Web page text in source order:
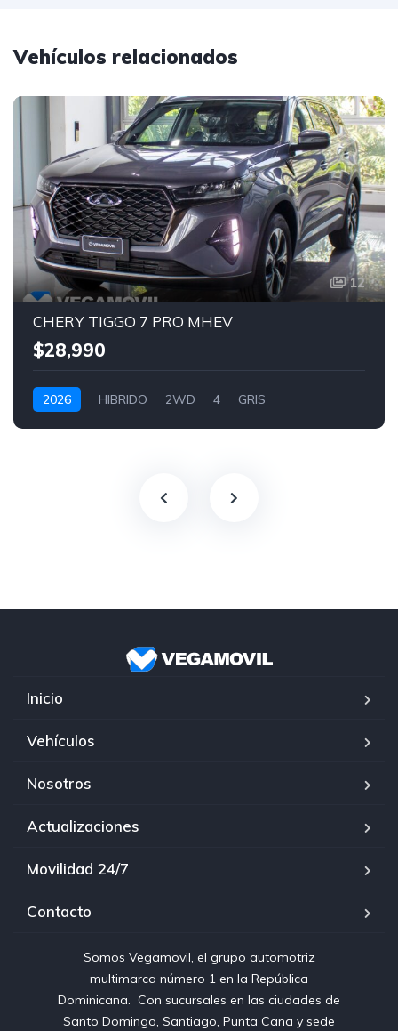
Vehículos relacionados
12
CHERY TIGGO 7 PRO MHEV
$28,990
2026 HIBRIDO 2WD 4 GRIS
Inicio
Vehículos
Nosotros
Actualizaciones
Movilidad 24/7
Contacto
Somos Vegamovil, el grupo automotriz
multimarca número 1 en la República
Dominicana⁣. ⁣ Con sucursales en las ciudades de
Santo Domingo, Santiago, Punta Cana y sede